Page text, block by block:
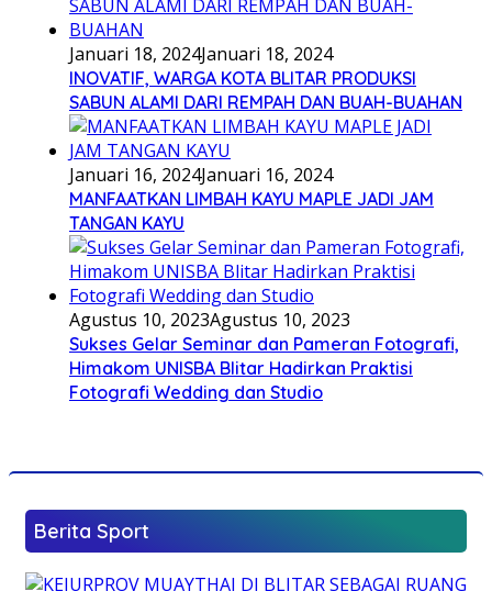
Januari 18, 2024Januari 18, 2024
INOVATIF, WARGA KOTA BLITAR PRODUKSI
SABUN ALAMI DARI REMPAH DAN BUAH-BUAHAN
Januari 16, 2024Januari 16, 2024
MANFAATKAN LIMBAH KAYU MAPLE JADI JAM
TANGAN KAYU
Agustus 10, 2023Agustus 10, 2023
Sukses Gelar Seminar dan Pameran Fotografi,
Himakom UNISBA Blitar Hadirkan Praktisi
Fotografi Wedding dan Studio
Berita Sport